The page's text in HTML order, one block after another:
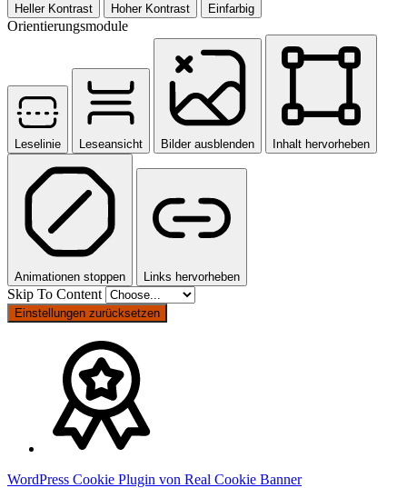
Heller Kontrast Hoher Kontrast Einfarbig
Orientierungsmodule
Leselinie Leseansicht Bilder ausblenden Inhalt hervorheben
Animationen stoppen Links hervorheben
Skip To Content
Einstellungen zurücksetzen
WordPress Cookie Plugin von Real Cookie Banner